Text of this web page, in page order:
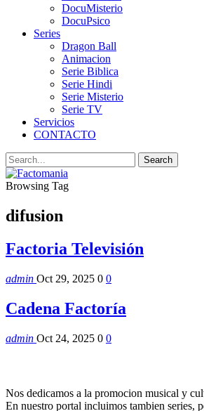
DocuMisterio
DocuPsico
Series
Dragon Ball
Animacion
Serie Biblica
Serie Hindi
Serie Misterio
Serie TV
Servicios
CONTACTO
Browsing Tag
difusion
Factoria Televisión
admin Oct 29, 2025 0 0
Cadena Factoría
admin Oct 24, 2025 0 0
Nos dedicamos a la promocion musical y
En nuestro portal incluimos tambien series,